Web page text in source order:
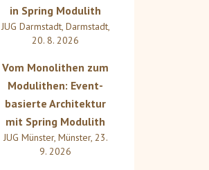
in Spring Modulith
JUG Darmstadt, Darmstadt,
20. 8. 2026
Vom Monolithen zum
Modulithen: Event-
basierte Architektur
mit Spring Modulith
JUG Münster, Münster, 23.
9. 2026